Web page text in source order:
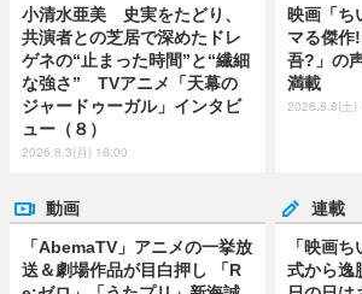
小清水亜美 史実をたどり、
共演者との芝居で深めたドレ
ゲネの“止まった時間”と“繊細
な強さ” TVアニメ「天幕の
ジャードゥーガル」インタビ
ュー（８）
2026.8.3(月) 18:00
映画「ち
マる傑作
吾?」の
満載
2026.8.8(土)
動画
「AbemaTV」アニメの一挙放
送＆劇場作品が目白押し 「R
連載
「映画
式から逸